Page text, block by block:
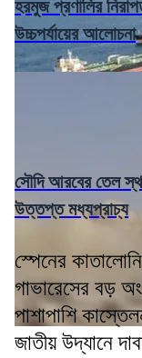
হরমুজ প্রণালির
উচ্চপর্যায়ের আলোচনা
সৌদি আরবের তেল
উত্তপ্ত মধ্যপ্রাচ্য
স্পেনের
গাভারেসের বড়
পাশাপাশি
জাতীয় উদ্যানে